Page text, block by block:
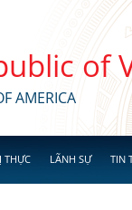
of
AMERICA
THỰC LÃNH SỰ TIN